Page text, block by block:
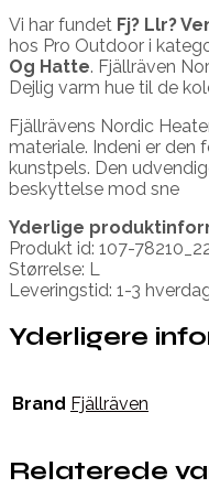
Vi har fundet Fj? Llr?
hos Pro Outdoor i
Og Hatte. Fjällräven
Dejlig varm hue til de
Fjällrävens Nordic
materiale. Indeni er
kunstpels. Den
beskyttelse mod sne
Yderlige
Produkt id: 107-
Størrelse: L
Leveringstid: 1-3
Yderligere
Brand Fjällräven
Relaterede